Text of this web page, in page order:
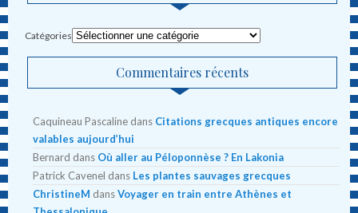
Catégories
Commentaires récents
Caquineau Pascaline dans Citations grecques antiques encore
valables aujourd’hui
Bernard dans Où aller au Péloponnèse ? En Lakonia
Patrick Cavenel dans Les plantes sauvages grecques
ChristineM dansVoyager en train entre Athènes et